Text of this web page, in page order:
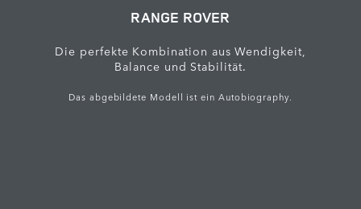
RANGE ROVER
Die perfekte Kombination aus Wendigkeit,
Balance und Stabilität.
Das abgebildete Modell ist ein Autobiography.